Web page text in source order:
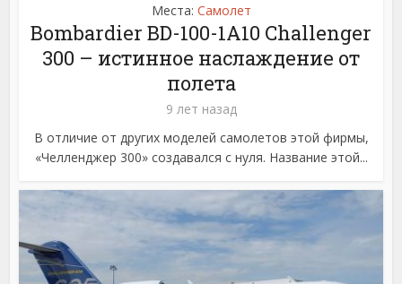
Места: Самолет
Bombardier BD-100-1A10 Challenger
300 – истинное наслаждение от
полета
9 лет назад
В отличие от других моделей самолетов этой фирмы,
«Челленджер 300» создавался с нуля. Название этой...